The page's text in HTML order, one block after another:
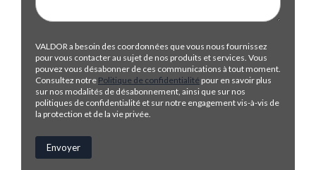
VALDOR a besoin des coordonnées que vous nous fournissez
pour vous contacter au sujet de nos produits et services. Vous
pouvez vous désabonner de ces communications à tout moment.
Consultez notre Politique de confidentialité pour en savoir plus
sur nos modalités de désabonnement, ainsi que sur nos
politiques de confidentialité et sur notre engagement vis-à-vis de
la protection et de la vie privée.